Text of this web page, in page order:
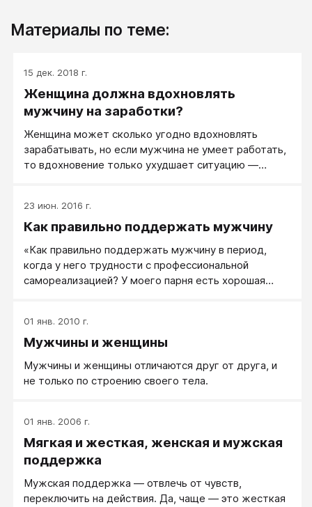
Материалы по теме:
15 дек. 2018 г.
Женщина должна вдохновлять
мужчину на заработки?
Женщина может сколько угодно вдохновлять
зарабатывать, но если мужчина не умеет работать,
то вдохновение только ухудшает ситуацию —
руки.
23 июн. 2016 г.
Как правильно поддержать мужчину
«Как правильно поддержать мужчину в период,
когда у него трудности с профессиональной
самореализацией? У моего парня есть хорошая
подавленности. Я вижу, как он отчаивается, пытаясь
придумать себе интересное применение в жизни.
занятие. Подавленное настроение плохо влияет и на
все остальное. Он постоянно грустный дома, в
знаю, как помочь ему найти любимое дело...»
01 янв. 2010 г.
Мужчины и женщины
Мужчины и женщины отличаются друг от друга, и
не только по строению своего тела.
01 янв. 2006 г.
Мягкая и жесткая, женская и мужская
поддержка
Мужская поддержка — отвлечь от чувств,
переключить на действия. Да, чаще — это жесткая